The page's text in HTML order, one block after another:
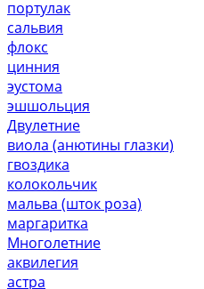
портулак
сальвия
флокс
цинния
эустома
эшшольция
Двулетние
виола (анютины глазки)
гвоздика
колокольчик
мальва (шток роза)
маргаритка
Многолетние
аквилегия
астра